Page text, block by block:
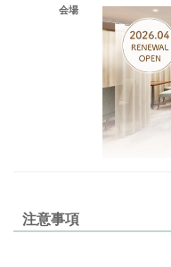
会場
注意事項